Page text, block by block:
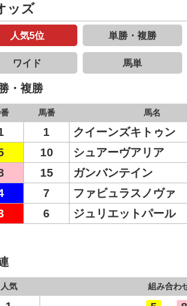
ッズ
人気5位 単勝・複勝
ワイド 馬単
・複勝
馬番 馬名
1 クイーンズキトゥン
10 シュアーヴアリア
15 ガンバンテイン
7 ファビュラスノヴァ
6 ジュリエットパール
人気 組み合わ